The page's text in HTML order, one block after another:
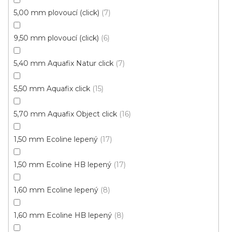
5,00 mm plovoucí (click) 7
9,50 mm plovoucí (click) 6
5,40 mm Aquafix Natur click 7
5,50 mm Aquafix click 15
5,70 mm Aquafix Object click 16
1,50 mm Ecoline lepený 17
1,50 mm Ecoline HB lepený 17
1,60 mm Ecoline lepený 8
1,60 mm Ecoline HB lepený 8
Fix 30 (lepená)
Výprodej